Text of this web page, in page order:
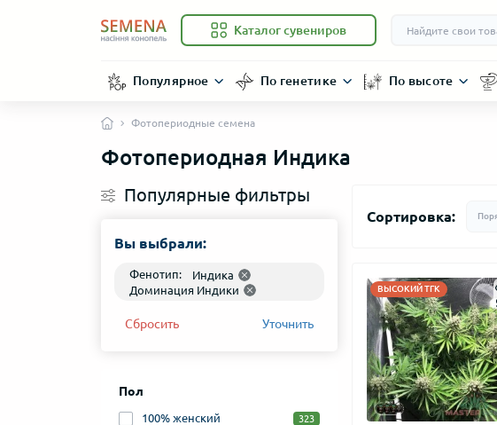
Каталог сувениров
Популярное По генетике По высоте
Фотопериодные семена
Фотопериодная Индика
Популярные фильтры
Вы выбрали:
Фенотип:
Индика
Доминация Индики
Сбросить Уточнить
Пол
100% женский 323
Сортировка:
ВЫСОКИЙ ТГК